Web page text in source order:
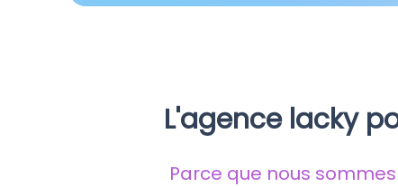
L'agence lacky
Parce que nous